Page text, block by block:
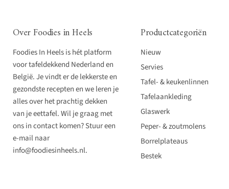
Over Foodies in Heels
Foodies In Heels is hét platform
voor tafeldekkend Nederland en
België. Je vindt er de lekkerste en
gezondste recepten en we leren je
alles over het prachtig dekken
van je eettafel. Wil je graag met
ons in contact komen? Stuur een
e-mail naar
info@foodiesinheels.nl.
Productcategoriën
Nieuw
Servies
Tafel- & keukenlinnen
Tafelaankleding
Glaswerk
Peper- & zoutmolens
Borrelplateaus
Bestek